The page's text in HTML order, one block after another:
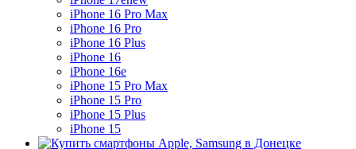
iPhone 16 Pro Max
iPhone 16 Pro
iPhone 16 Plus
iPhone 16
iPhone 16e
iPhone 15 Pro Max
iPhone 15 Pro
iPhone 15 Plus
iPhone 15